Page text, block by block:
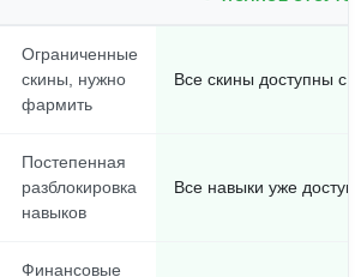
Ограниченные
скины, нужно
фармить
Все скины доступны с
Постепенная
разблокировка
навыков
Все навыки уже
Финансовые